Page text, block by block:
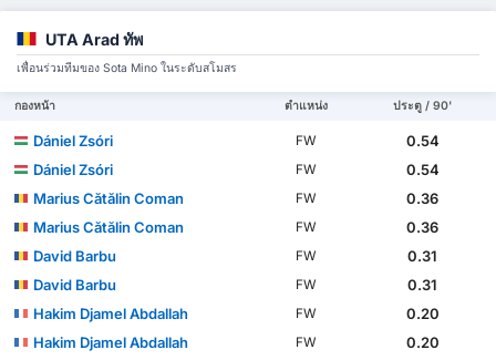
UTA Arad ทัพ
เพื่อนร่วมทีมของ Sota Mino ในระดับสโมสร
กองหน้า ตำแหน่ง ประตู / 90'
Dániel Zsóri FW
0.54
Dániel Zsóri
FW
0.54
Marius Cătălin Coman
FW
0.36
Marius Cătălin Coman
FW
0.36
David Barbu
FW
0.31
David Barbu
FW
0.31
Hakim Djamel Abdallah
FW
0.20
Hakim Djamel Abdallah
FW
0.20